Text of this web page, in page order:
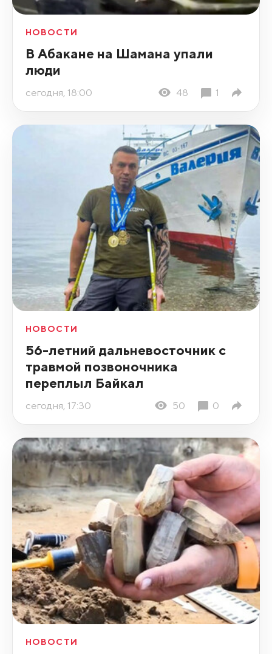
НОВОСТИ
В Абакане на Шамана упали
люди
сегодня, 18:00 48 1
НОВОСТИ
56-летний дальневосточник с
травмой позвоночника
переплыл Байкал
сегодня, 17:30 50 0
НОВОСТИ